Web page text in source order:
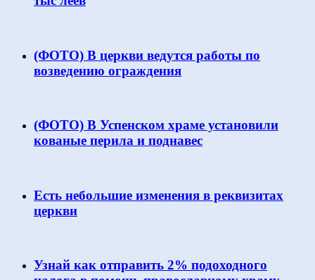
(ФОТО) В церкви ведутся работы по
возведению ограждения
(ФОТО) В Успенском храме установили
кованые перила и поднавес
Есть небольшие изменения в реквизитах
церкви
Узнай как отправить 2% подоходного